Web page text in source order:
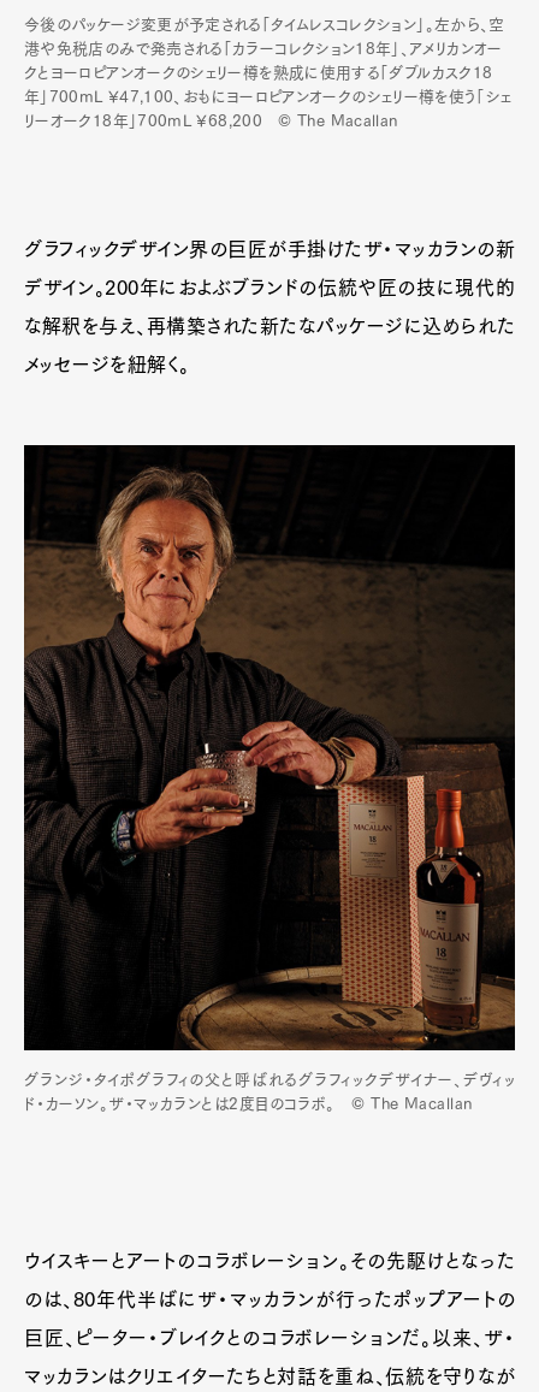
今後のパッケージ変更が予定される「タイムレスコレクション」。左から、空
港や免税店のみで発売される「カラーコレクション18年」、アメリカンオー
クとヨーロピアンオークのシェリー樽を熟成に使用する「ダブルカスク18
年」700mL ¥47,100、おもにヨーロピアンオークのシェリー樽を使う「シェ
リーオーク18年」700mL ¥68,200 © The Macallan
グラフィックデザイン界の巨匠が手掛けたザ・マッカランの新
デザイン。200年におよぶブランドの伝統や匠の技に現代的
な解釈を与え、再構築された新たなパッケージに込められた
メッセージを紐解く。
グランジ・タイポグラフィの父と呼ばれるグラフィックデザイナー、デヴィッ
ド・カーソン。ザ・マッカランとは2度目のコラボ。 © The Macallan
ウイスキーとアートのコラボレーション。その先駆けとなった
のは、80年代半ばにザ・マッカランが行ったポップアートの
巨匠、ピーター・ブレイクとのコラボレーションだ。以来、ザ・
マッカランはクリエイターたちと対話を重ね、伝統を守りなが